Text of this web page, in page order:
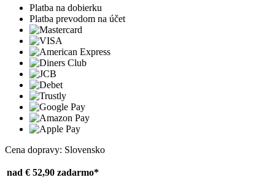
Platba na dobierku
Platba prevodom na účet
Cena dopravy: Slovensko
nad € 52,90 zadarmo*